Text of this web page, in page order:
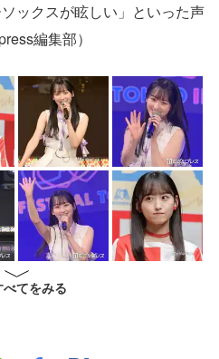
ックスが眩しい」といった声
編集部）
てをみる